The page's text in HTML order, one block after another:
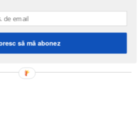
să mă abonez